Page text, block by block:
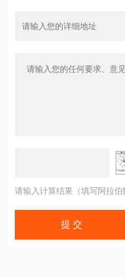
请输入计算结果（填写阿拉